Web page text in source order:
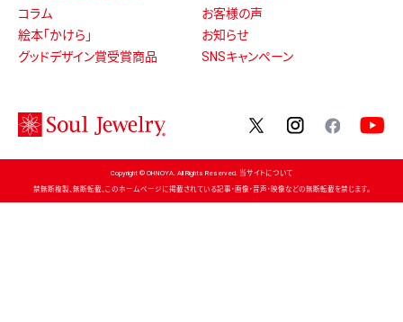
コラム
お客様の声
絵本「かけら」
お知らせ
グッドデザイン賞受賞商品
SNSキャンペーン
twitterinstagram
Copyright © OHNOYA. All Rights Reserved. 当サイトについて
禁無断複製、無断転載、このホームページに掲載されている記事・画像・音声・映像などの無断転載を禁じます。